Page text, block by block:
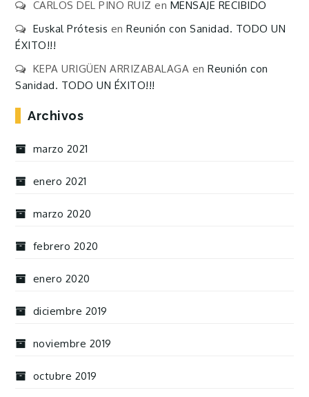
CARLOS DEL PINO RUIZ en MENSAJE RECIBIDO
Euskal Prótesis enReunión con Sanidad. TODO UN
ÉXITO!!!
KEPA URIGÜEN ARRIZABALAGA enReunión con
Sanidad. TODO UN ÉXITO!!!
Archivos
marzo 2021
enero 2021
marzo 2020
febrero 2020
enero 2020
diciembre 2019
noviembre 2019
octubre 2019